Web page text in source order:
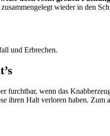
wieder in den
und Erbrechen.
furchtbar, wenn das
ihren Halt verloren haben. Zum